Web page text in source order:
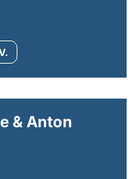
& Anton